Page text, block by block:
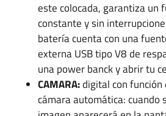
este colocada, garantiza un
constante y sin
batería cuenta con una
externa USB tipo V8 de
una power banck y abrir tu
CAMARA:digital con
cámara automática: cuando